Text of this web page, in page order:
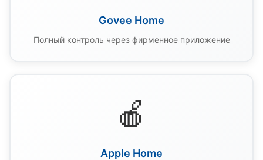
Govee Home
Полный контроль через фирменное приложение
🍎
Apple Home